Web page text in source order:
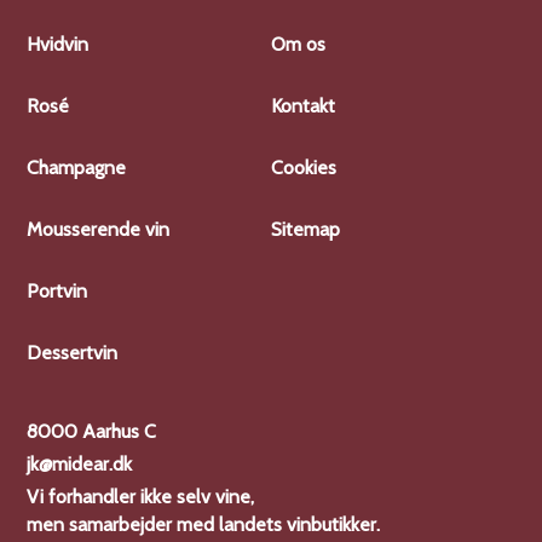
Hvidvin
Rosé
Champagne
Mousserende vin
Portvin
Dessertvin
Om os
Kontakt
Cookies
Sitemap
8000 Aarhus C
jk@midear.dk
Vi forhandler ikke selv vine,
men samarbejder med landets vinbutikker.